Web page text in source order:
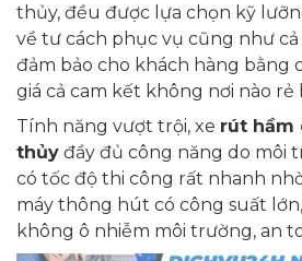
thủy, đều được lựa chọn kỹ
về tư cách phục vụ cũng như
đảm bảo cho khách hàng bằng
giá cả cam kết không nơi nào rẻ
Tính năng vượt trội, xe rút hầm
thủy đầy đủ công năng do môi
có tốc độ thi công rất nhanh
máy thông hút có công suất
không ô nhiễm môi trường, an